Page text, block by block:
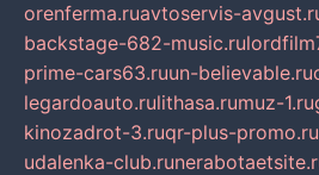
orenferma.ruavtoservis-
backstage-682-music.ru
prime-cars63.ruun-believable.ru
legardoauto.rulithasa.rumuz-1.ru
kinozadrot-3.ruqr-plus-promo.ru
udalenka-club.ru